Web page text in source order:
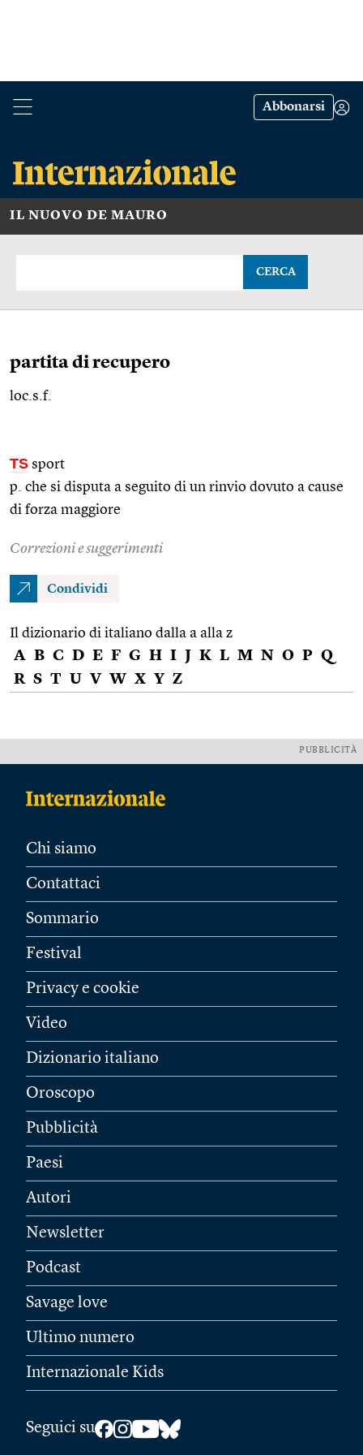
Abbonarsi
IL NUOVO DE MAURO
CERCA
partita di recupero
loc.s.f.
TS sport
p. che si disputa a seguito di un rinvio dovuto a cause
di forza maggiore
Correzioni e suggerimenti
Condividi
Il dizionario di italiano dalla a alla z
A B C D E F G H I J K L M N O P Q
R S T U V W X Y Z
PUBBLICITÀ
Chi siamo
Contattaci
Sommario
Festival
Privacy e cookie
Video
Dizionario italiano
Oroscopo
Pubblicità
Paesi
Autori
Newsletter
Podcast
Savage love
Ultimo numero
Internazionale Kids
Seguici su